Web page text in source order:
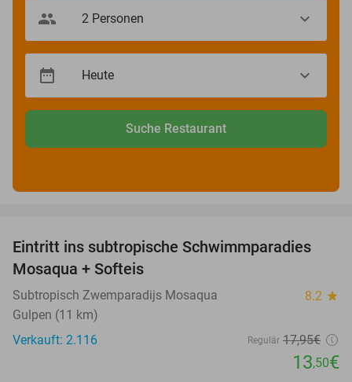
Suche Restaurant
25%
Eintritt ins subtropische Schwimmparadies
Mosaqua + Softeis
Subtropisch Zwemparadijs Mosaqua 8.2 star
Gulpen (11 km)
Verkauft: 2.116
Regulär 17,95€
13,50€